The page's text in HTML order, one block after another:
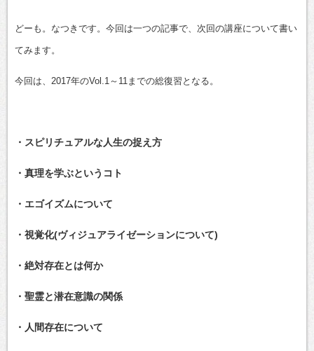
どーも。なつきです。今回は一つの記事で、次回の講座について書い
てみます。
今回は、2017年のVol.1～11までの総復習となる。
・スピリチュアルな人生の捉え方
・真理を学ぶというコト
・エゴイズムについて
・視覚化(ヴィジュアライゼーションについて)
・絶対存在とは何か
・聖霊と潜在意識の関係
・人間存在について